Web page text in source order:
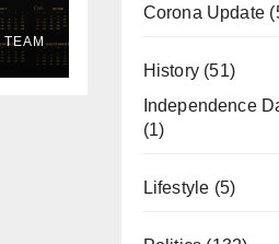
in
Corona Update
History(51)
Independence
(1)
Lifestyle (5)